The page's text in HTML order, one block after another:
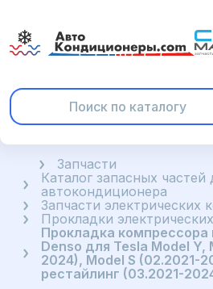
ГлавнаяЗапчасти
Каталог запасных
автокондиционера
Запчасти электрических
Прокладки
Прокладка компрессора
Denso для Tesla Model Y,
2024), Model S (02.2021-
рестайлинг (03.2021-